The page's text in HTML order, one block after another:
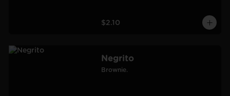
$2.10
Negrito
Brownie.